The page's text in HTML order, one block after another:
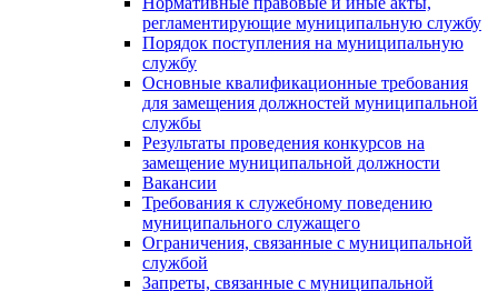
регламентирующие муниципальную службу
Порядок поступления на муниципальную
службу
Основные квалификационные требования
для замещения должностей муниципальной
службы
Результаты проведения конкурсов на
замещение муниципальной должности
Вакансии
Требования к служебному поведению
муниципального служащего
Ограничения, связанные с муниципальной
службой
Запреты, связанные с муниципальной